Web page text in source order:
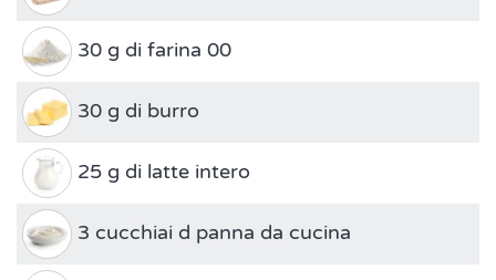
30 g di farina 00
30 g di burro
25 g di latte intero
3 cucchiai d panna da cucina